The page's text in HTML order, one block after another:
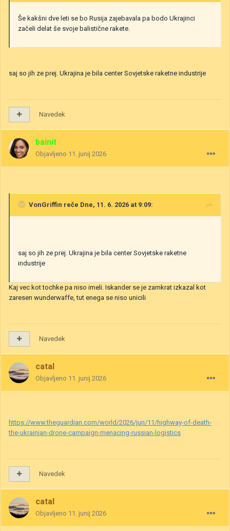
Še kakšni dve leti se bo Rusija zajebavala pa bodo Ukrajinci
začeli delat še svoje balistične rakete.
saj so jih ze prej. Ukrajina je bila center Sovjetske raketne industrije
Navedek
bainit
Objavljeno 11. junij 2026
VonGriffin reče Dne, 11. 6. 2026 at 9:09:
saj so jih ze prej. Ukrajina je bila center Sovjetske raketne
industrije
Kaj vec kot tochke pa niso imeli. Iskander se je zarnkrat izkazal kot
zaresen wunderwaffe, tut enega se niso unicili
Navedek
catal
Objavljeno 11. junij 2026
https://www.theguardian.com/world/2026/jun/11/highway-of-death-
the-ukrainian-drone-campaign-menacing-russian-logistics
Navedek
catal
Objavljeno 11. junij 2026